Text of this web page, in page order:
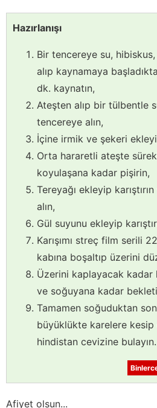
Hazırlanışı
Bir tencereye su,
alıp kaynamaya
dk. kaynatın,
Ateşten alıp bir tülbentle
tencereye alın,
İçine irmik ve şekeri
Orta hararetli ateşte
koyulaşana kadar pişirin,
Tereyağı ekleyip
alın,
Gül suyunu ekleyip
Karışımı streç film serili
kabına boşaltıp üzerini
Üzerini kaplayacak
ve soğuyana kadar
Tamamen soğuduktan
büyüklükte karelere kesip
hindistan cevizine bulayın.
Afiyet olsun...